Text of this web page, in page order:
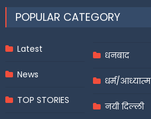
POPULAR CATEGORY
Latest
News
TOP STORIES
धनबाद
धर्म/आध्यात्म
नयी दिल्ली